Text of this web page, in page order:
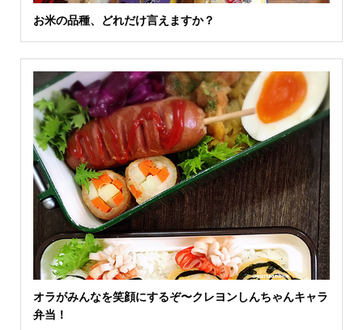
お米の品種、どれだけ言えますか？
オラがみんなを笑顔にするぞ〜クレヨンしんちゃんキャラ
弁当！